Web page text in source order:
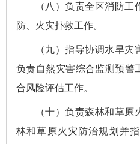
（八）负责全区消防
防、火灾扑救工作。
（九）指导协调水旱灾
负责自然灾害综合监测预警
合风险评估工作。
（十）负责森林和草
林和草原火灾防治规划并